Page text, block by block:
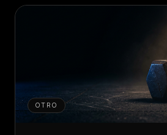
OTRO